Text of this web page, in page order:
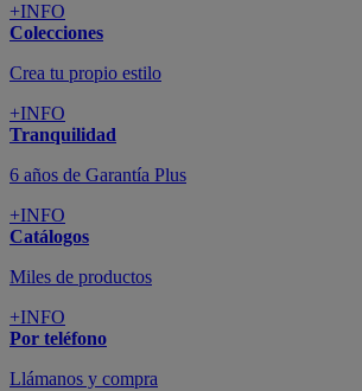
+INFO
Colecciones
Crea tu propio estilo
+INFO
Tranquilidad
6 años de Garantía Plus
+INFO
Catálogos
Miles de productos
+INFO
Por teléfono
Llámanos y compra